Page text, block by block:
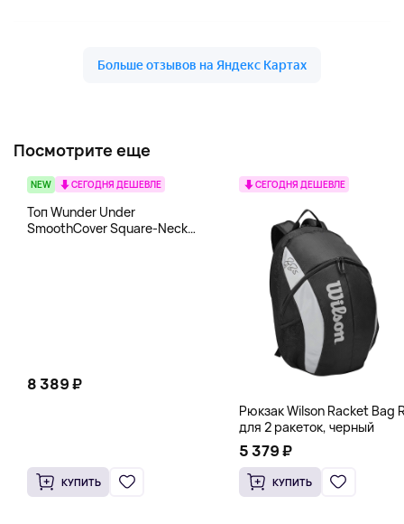
Посмотрите еще
NEW СЕГОДНЯ ДЕШЕВЛЕ
Топ Wunder Under
SmoothCover Square-Neck
8 389 ₽
КУПИТЬ
СЕГОДНЯ ДЕШЕВЛЕ
Рюкзак Wilson Racket Bag
для 2 ракеток, черный
5 379 ₽
КУПИТЬ